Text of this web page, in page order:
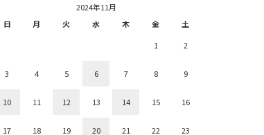
2024年11月
日
月 火 水 木 金
土
1
2
3 4 5 6 7 8 9
10 11 12 13 14 15 16
17 18 19 20 21 22 23